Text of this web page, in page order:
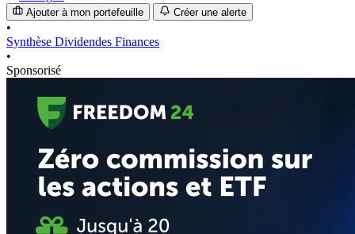
Ajouter à mon portefeuille Créer une alerte
•
Synthèse Dividendes Finances
•
Sponsorisé